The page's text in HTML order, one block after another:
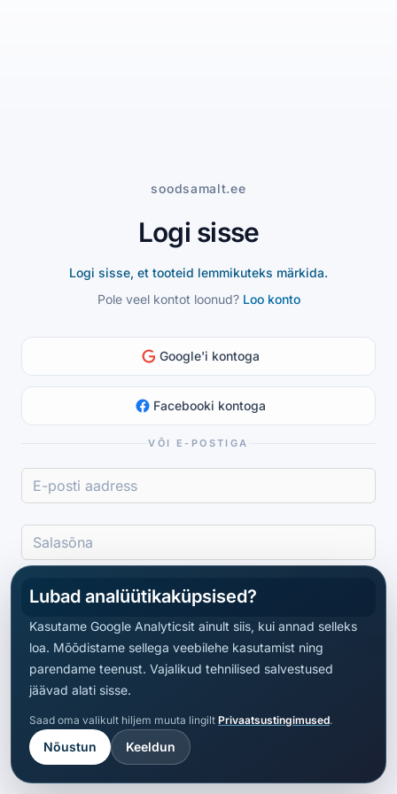
soodsamalt.ee
Logi sisse
Logi sisse, et tooteid lemmikuteks märkida.
Pole veel kontot loonud? Loo konto
Google'i kontoga
Facebooki kontoga
VÕI E-POSTIGA
Logi sisse
Lubad analüütikaküpsised?
Kasutame Google Analyticsit ainult siis, kui annad selleks
loa. Mõõdistame sellega veebilehe kasutamist ning
parendame teenust. Vajalikud tehnilised salvestused
jäävad alati sisse.
Saad oma valikult hiljem muuta lingilt Privaatsustingimused.
Nõustun Keeldun